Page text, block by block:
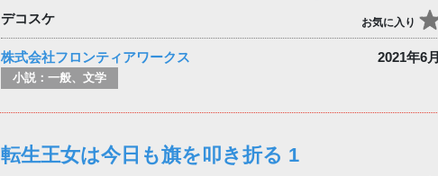
デコスケ お気に入り
株式会社フロンティアワークス 2021年6月
小説：一般、文学
転生王女は今日も旗を叩き折る 1